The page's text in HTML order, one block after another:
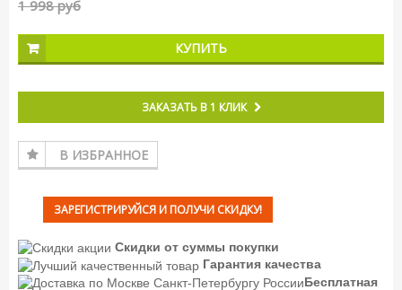
1 998 руб
КУПИТЬ
ЗАКАЗАТЬ В 1 КЛИК
В ИЗБРАННОЕ
ЗАРЕГИСТРИРУЙСЯ И ПОЛУЧИ СКИДКУ!
Скидки от суммы покупки
Гарантия качества
Бесплатная